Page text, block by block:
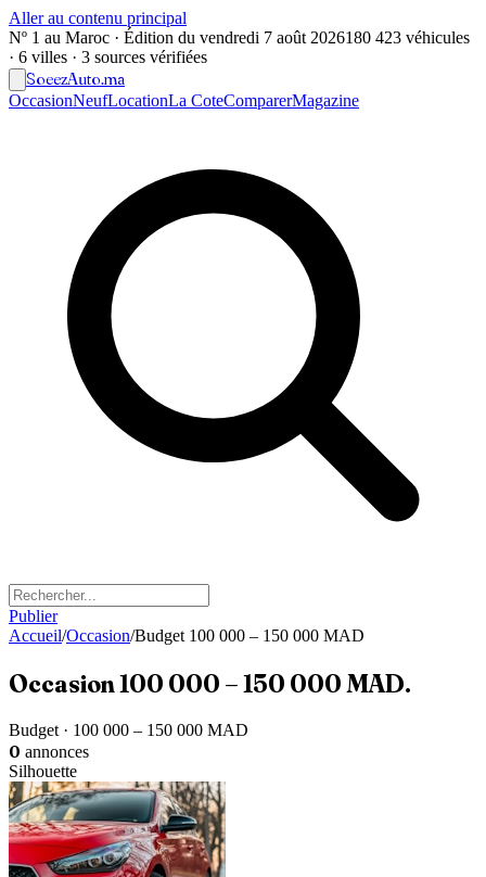
Aller au contenu principal
Nº 1 au Maroc · Édition du vendredi 7 août 2026180 423 véhicules
· 6 villes · 3 sources vérifiées
SoeezAuto.ma
OccasionNeufLocationLa CoteComparerMagazine
Publier
Accueil/Occasion/Budget 100 000 – 150 000 MAD
Occasion100 000 – 150 000 MAD.
Budget · 100 000 – 150 000 MAD
0 annonces
Silhouette